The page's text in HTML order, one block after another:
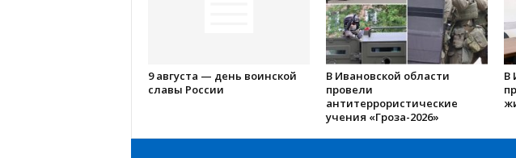
9 августа — день воинской
славы России
В Ивановской области
провели
антитеррористические
учения «Гроза-2026»
В